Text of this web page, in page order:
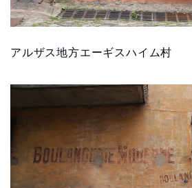
アルザス地方エーギスハイム村